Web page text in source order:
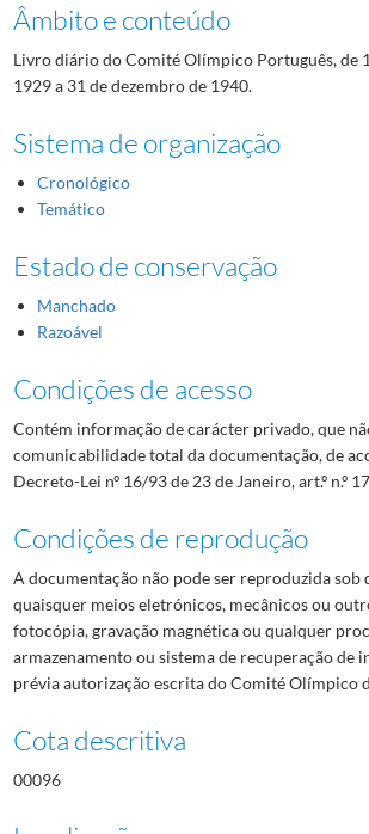
Âmbito e conteúdo
Livro diário do Comité Olímpico Português, de
1929 a 31 de dezembro de 1940.
Sistema de organização
Cronológico
Temático
Estado de conservação
Manchado
Razoável
Condições de acesso
Contém informação de carácter privado, que
comunicabilidade total da documentação, de
Decreto-Lei nº 16/93 de 23 de Janeiro, art.º n.º
Condições de reprodução
A documentação não pode ser reproduzida sob
quaisquer meios eletrónicos, mecânicos ou
fotocópia, gravação magnética ou qualquer
armazenamento ou sistema de recuperação de
prévia autorização escrita do Comité Olímpico
Cota descritiva
00096